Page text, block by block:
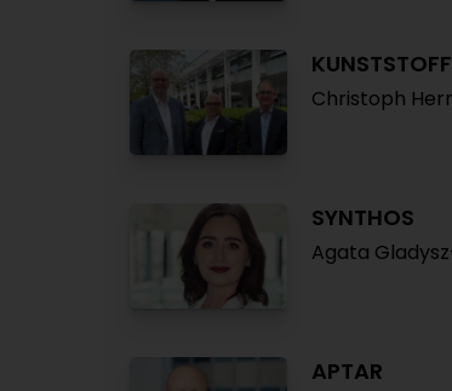
Christoph
SYNTHOS
Agata
APTAR